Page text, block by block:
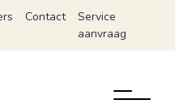
Contact
Service
aanvraag